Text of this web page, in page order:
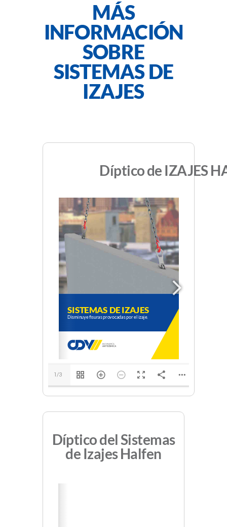
MÁS
INFORMACIÓN
SOBRE
SISTEMAS DE
IZAJES
Díptico de IZAJES
1/3
Díptico del Sistemas
de Izajes Halfen